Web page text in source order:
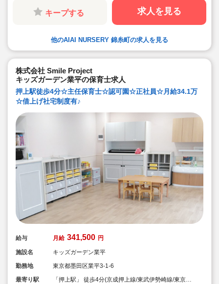
います。異文化にふれることで社会性や国際理解を深め
ています
★食育プログラムとして、食糧生産から消費までの過程
★60名定員など中規模園を中心に「もう一つの家」をコ
者の方とのやり取り等を効率化されています
★子どもたち一人一人と向き合った保育を実施していま
す
キープする 求人を見る
他のAIAI NURSERY 錦糸町の求人を見る
株式会社 Smile Project
キッズガーデン業平の保育士求人
押上駅徒歩4分☆主任保育士☆認可園☆正社員☆月給34.1万
☆借上げ社宅制度有♪
給与 月給 341,500 円
施設名
キッズガーデン業平
勤務地
東京都墨田区業平3-1-6
最寄り駅
「押上駅」 徒歩4分(京成押上線/東武伊勢崎線/東京メ